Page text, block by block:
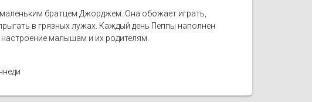
братцем Джорджем. Она обожает играть,
в грязных лужах. Каждый день Пеппы наполнен
малышам и их родителям.